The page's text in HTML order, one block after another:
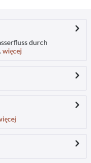
durch
więcej